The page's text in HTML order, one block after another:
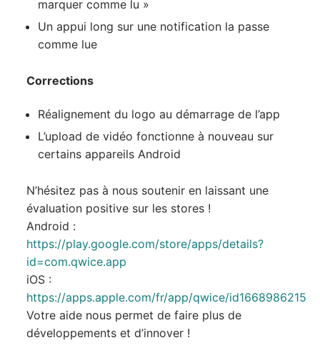
marquer comme lu »
Un appui long sur une notification la passe
comme lue
Corrections
Réalignement du logo au démarrage de l’app
L’upload de vidéo fonctionne à nouveau sur
certains appareils Android
N’hésitez pas à nous soutenir en laissant une
évaluation positive sur les stores !
Android :
https://play.google.com/store/apps/details?
id=com.qwice.app
iOS :
https://apps.apple.com/fr/app/qwice/id1668986215
Votre aide nous permet de faire plus de
développements et d’innover !